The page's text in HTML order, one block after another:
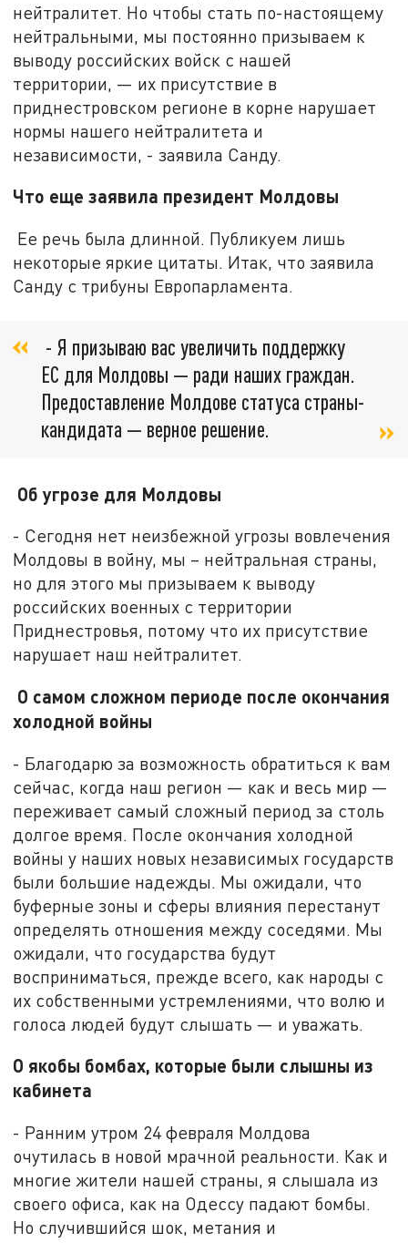
нейтралитет. Но чтобы стать по-настоящему
нейтральными, мы постоянно призываем к
выводу российских войск с нашей
территории, — их присутствие в
приднестровском регионе в корне нарушает
нормы нашего нейтралитета и
независимости, - заявила Санду.
Что еще заявила президент Молдовы
Ее речь была длинной. Публикуем лишь
некоторые яркие цитаты. Итак, что заявила
Санду с трибуны Европарламента.
- Я призываю вас увеличить поддержку
ЕС для Молдовы — ради наших граждан.
Предоставление Молдове статуса страны-
кандидата — верное решение.
Об угрозе для Молдовы
- Сегодня нет неизбежной угрозы вовлечения
Молдовы в войну, мы – нейтральная страны,
но для этого мы призываем к выводу
российских военных с территории
Приднестровья, потому что их присутствие
нарушает наш нейтралитет.
О самом сложном периоде после окончания
холодной войны
- Благодарю за возможность обратиться к вам
сейчас, когда наш регион — как и весь мир —
переживает самый сложный период за столь
долгое время. После окончания холодной
войны у наших новых независимых государств
были большие надежды. Мы ожидали, что
буферные зоны и сферы влияния перестанут
определять отношения между соседями. Мы
ожидали, что государства будут
восприниматься, прежде всего, как народы с
их собственными устремлениями, что волю и
голоса людей будут слышать — и уважать.
О якобы бомбах, которые были слышны из
кабинета
- Ранним утром 24 февраля Молдова
очутилась в новой мрачной реальности. Как и
многие жители нашей страны, я слышала из
своего офиса, как на Одессу падают бомбы.
Но случившийся шок, метания и